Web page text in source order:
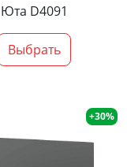
Юта D4091
Выбрать
+30%